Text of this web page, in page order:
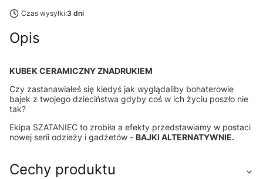
Czas wysyłki:3 dni
Opis
KUBEK CERAMICZNY ZNADRUKIEM
Czy zastanawiałeś się kiedyś jak wyglądaliby bohaterowie
bajek z twojego dzieciństwa gdyby coś w ich życiu poszło nie
tak?
Ekipa SZATANIEC to zrobiła a efekty przedstawiamy w postaci
nowej serii odzieży i gadżetów - BAJKI ALTERNATYWNIE.
Cechy produktu